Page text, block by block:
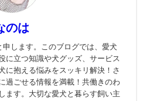
のは
申します。このブログでは、愛犬
に立つ知識や犬グッズ、サービス
に抱える悩みをスッキリ解決！さ
過ごせる情報を満載！共働きのわ
ます。大切な愛犬と暮らす飼い主